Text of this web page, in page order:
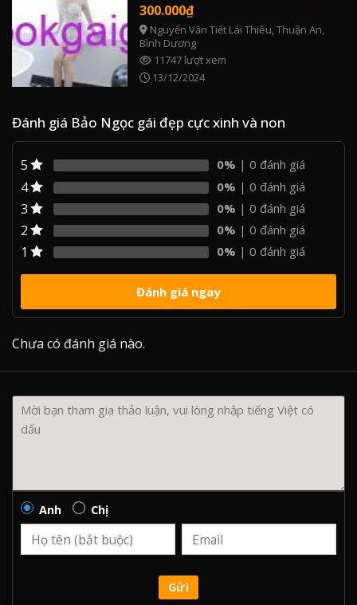
300.000₫
Nguyển Văn Tiết Lái Thiêu, Thuận An,
Bình Dương
11747 lượt xem
13/12/2024
Đánh giá Bảo Ngọc gái đẹp cực xinh và non
5 0% | 0 đánh giá
4 0% | 0 đánh giá
3 0% | 0 đánh giá
2 0% | 0 đánh giá
1 0% | 0 đánh giá
Đánh giá ngay
Chưa có đánh giá nào.
Anh Chị
Gửi